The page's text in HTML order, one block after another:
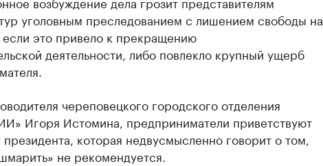
уголовным преследованием с лишением свободы на
если это привело к прекращению
деятельности, либо повлекло крупный ущерб
череповецкого городского отделения
Игоря Истомина, предприниматели приветствуют
президента, которая недвусмысленно говорит о том,
не рекомендуется.